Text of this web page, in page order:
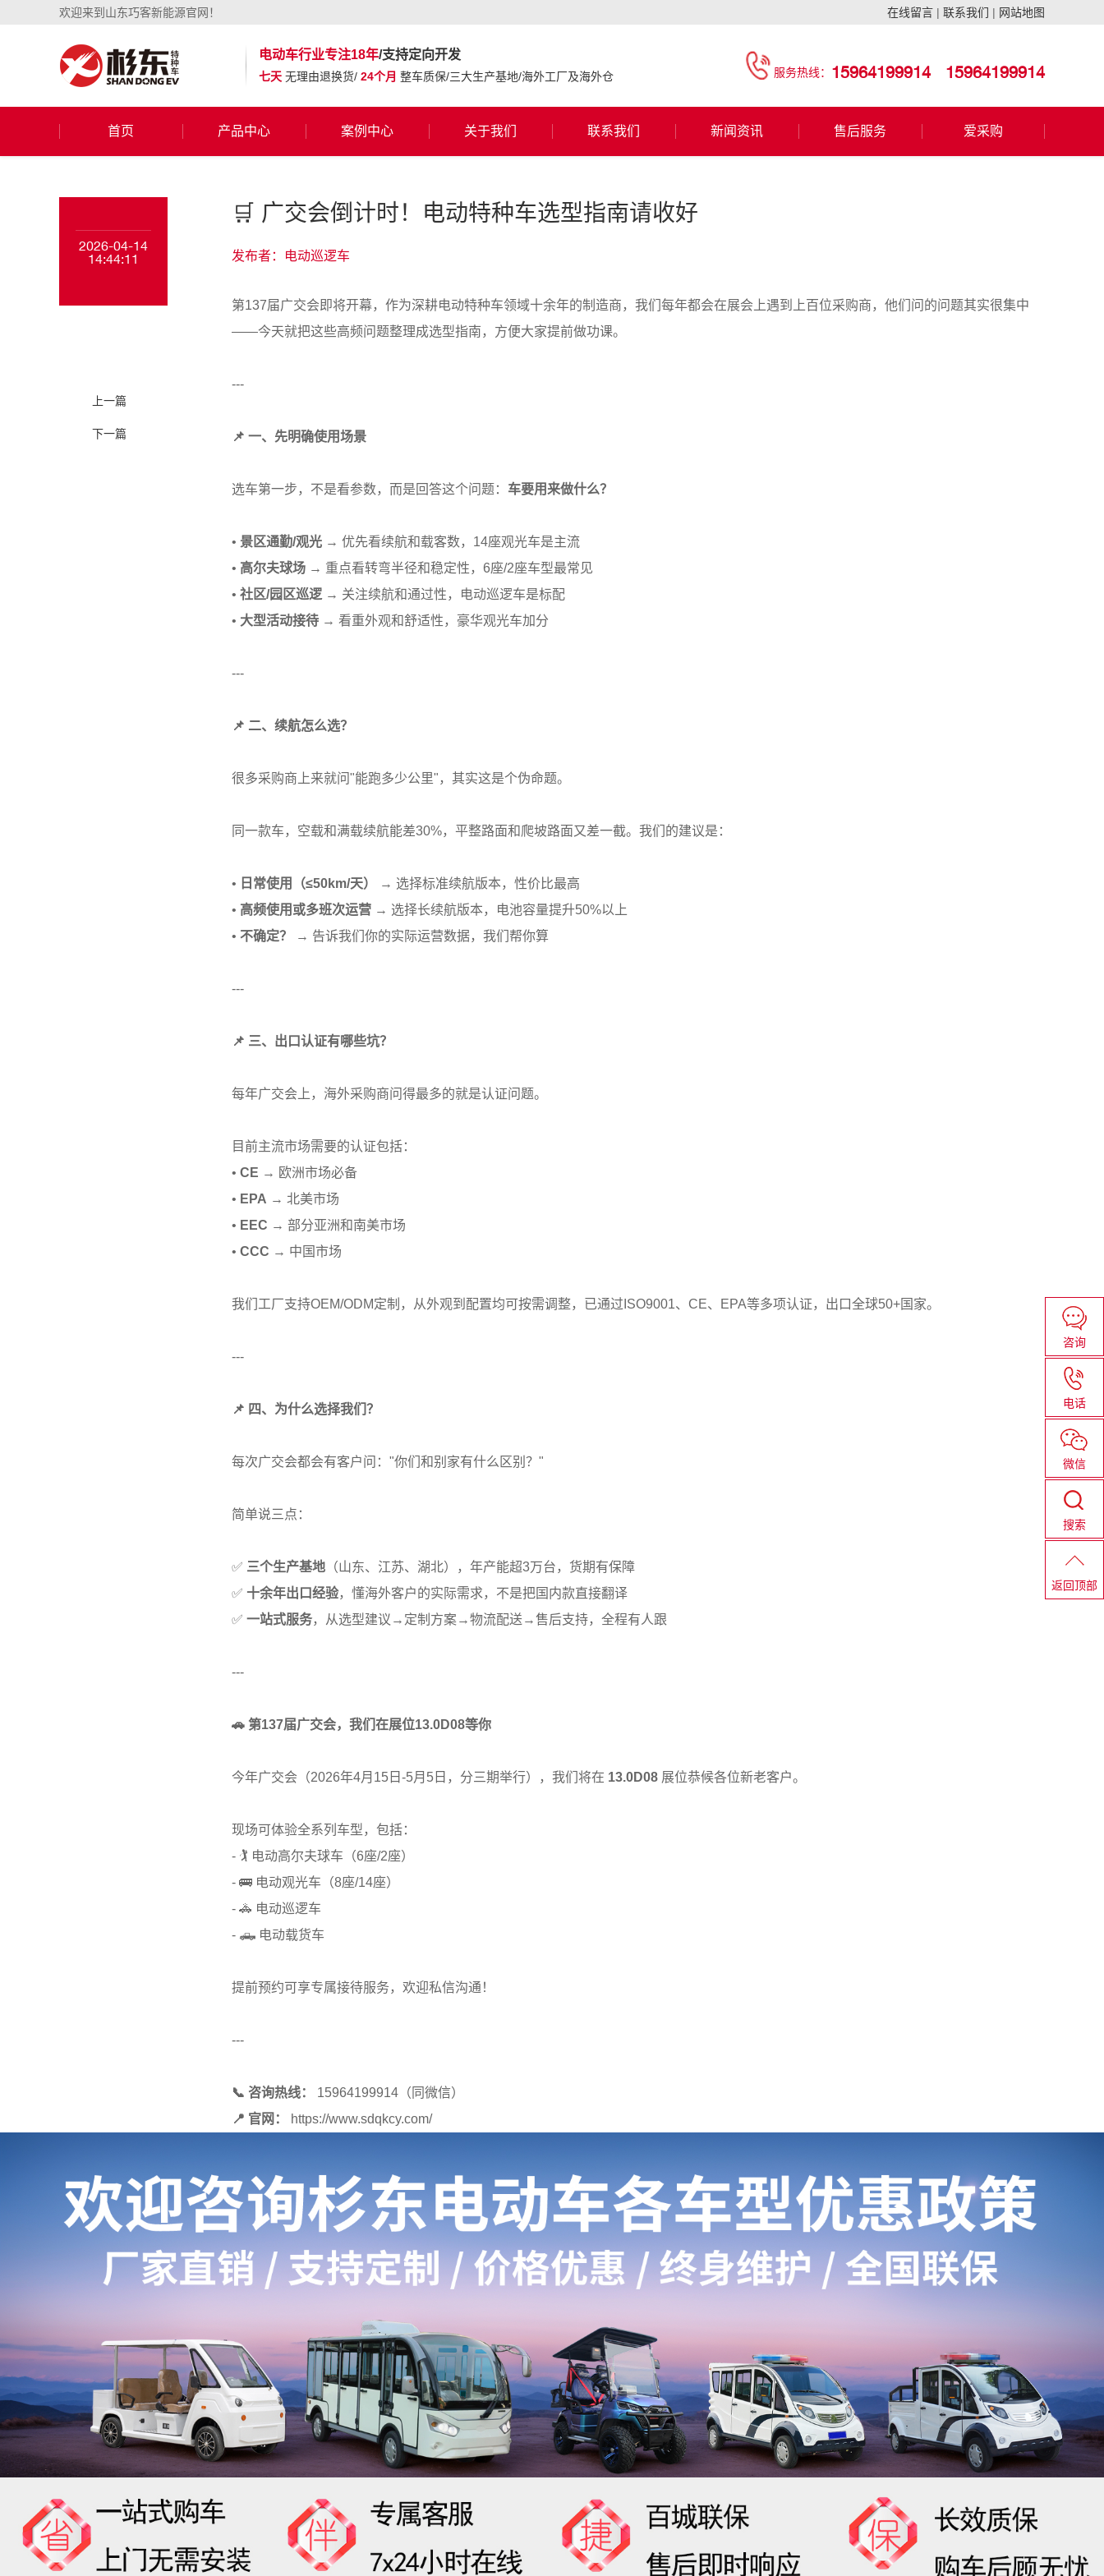
欢迎来到山东巧客新能源官网！ 在线留言 | 联系我们 | 网站地图
电动车行业专注18年/支持定向开发
七天 无理由退换货/ 24个月 整车质保/三大生产基地/海外工厂及海外仓 服务热线： 15964199914 15964199914
首页 产品中心 案例中心 关于我们 联系我们 新闻资讯 售后服务 爱采购
2026-04-14
14:44:11
上一篇
下一篇
🛒 广交会倒计时！电动特种车选型指南请收好
发布者：电动巡逻车
第137届广交会即将开幕，作为深耕电动特种车领域十余年的制造商，我们每年都会在展会上遇到上百位采购商，他们问的问题其实很集中
——今天就把这些高频问题整理成选型指南，方便大家提前做功课。
---
📌 一、先明确使用场景
选车第一步，不是看参数，而是回答这个问题： 车要用来做什么？
• 景区通勤/观光 → 优先看续航和载客数，14座观光车是主流
• 高尔夫球场 → 重点看转弯半径和稳定性，6座/2座车型最常见
• 社区/园区巡逻 → 关注续航和通过性，电动巡逻车是标配
• 大型活动接待 → 看重外观和舒适性，豪华观光车加分
---
📌 二、续航怎么选？
很多采购商上来就问"能跑多少公里"，其实这是个伪命题。
同一款车，空载和满载续航能差30%，平整路面和爬坡路面又差一截。我们的建议是：
• 日常使用（≤50km/天）
→ 选择标准续航版本，性价比最高
• 高频使用或多班次运营 → 选择长续航版本，电池容量提升50%以上
• 不确定？ → 告诉我们你的实际运营数据，我们帮你算
---
📌 三、出口认证有哪些坑？
每年广交会上，海外采购商问得最多的就是认证问题。
目前主流市场需要的认证包括：
• CE → 欧洲市场必备
• EPA → 北美市场
• EEC → 部分亚洲和南美市场
• CCC → 中国市场
我们工厂支持OEM/ODM定制，从外观到配置均可按需调整，已通过ISO9001、CE、EPA等多项认证，出口全球50+国家。
---
📌 四、为什么选择我们？
每次广交会都会有客户问："你们和别家有什么区别？"
简单说三点：
✅ 三个生产基地 （山东、江苏、湖北），年产能超3万台，货期有保障
✅ 十余年出口经验，懂海外客户的实际需求，不是把国内款直接翻译
✅ 一站式服务，从选型建议→定制方案→物流配送→售后支持，全程有人跟
---
🚗 第137届广交会，我们在展位13.0D08等你
今年广交会（2026年4月15日-5月5日，分三期举行），我们将在 13.0D08 展位恭候各位新老客户。
现场可体验全系列车型，包括：
- 🏌️ 电动高尔夫球车（6座/2座）
- 🚌 电动观光车（8座/14座）
- 🚓 电动巡逻车
- 🛻 电动载货车
提前预约可享专属接待服务，欢迎私信沟通！
---
📞 咨询热线：
15964199914（同微信）
📍 官网：
https://www.sdqkcy.com/
咨询
电话
微信
搜索
返回顶部